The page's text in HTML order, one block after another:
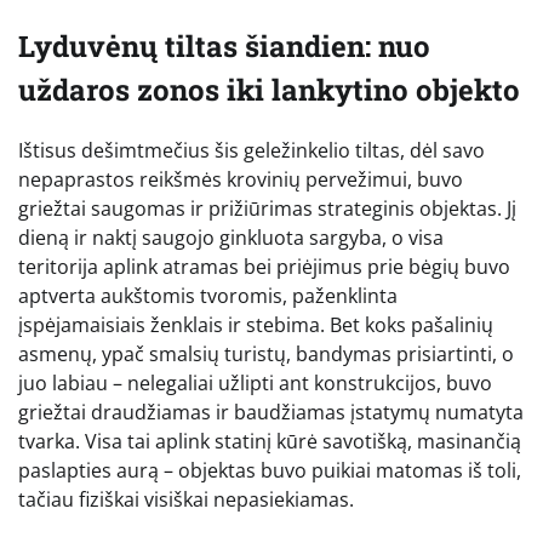
Lyduvėnų tiltas šiandien: nuo
uždaros zonos iki lankytino objekto
Ištisus dešimtmečius šis geležinkelio tiltas, dėl savo
nepaprastos reikšmės krovinių pervežimui, buvo
griežtai saugomas ir prižiūrimas strateginis objektas. Jį
dieną ir naktį saugojo ginkluota sargyba, o visa
teritorija aplink atramas bei priėjimus prie bėgių buvo
aptverta aukštomis tvoromis, paženklinta
įspėjamaisiais ženklais ir stebima. Bet koks pašalinių
asmenų, ypač smalsių turistų, bandymas prisiartinti, o
juo labiau – nelegaliai užlipti ant konstrukcijos, buvo
griežtai draudžiamas ir baudžiamas įstatymų numatyta
tvarka. Visa tai aplink statinį kūrė savotišką, masinančią
paslapties aurą – objektas buvo puikiai matomas iš toli,
tačiau fiziškai visiškai nepasiekiamas.